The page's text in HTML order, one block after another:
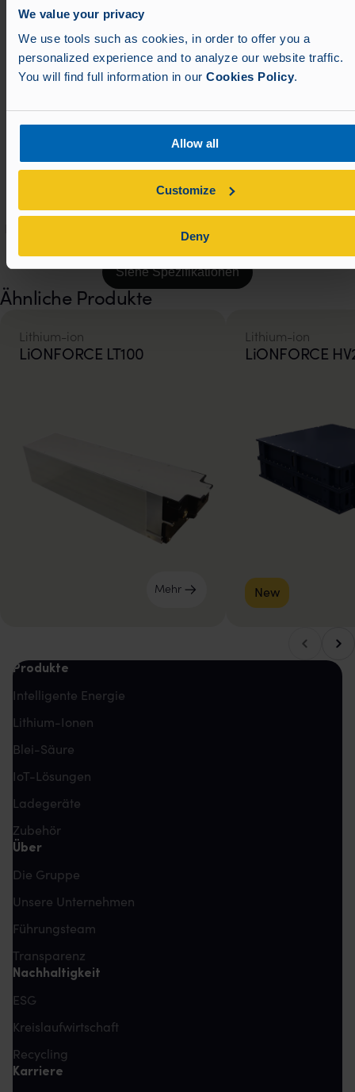
We value your privacy
We use tools such as cookies, in order to offer you a
personalized experience and to analyze our website traffic.
You will find full information in our Cookies Policy.
Allow all
Customize
Deny
Haupt- und Nebenversion
Erhältlich als Haupt- und Ersatzversion, um einen
zuverlässigen Betrieb zu gewährleisten.
Die Skalierbarkeit ermöglicht eine maximale Systemleistung
von 770 kWh.
Siehe Spezifikationen
Ähnliche Produkte
Lithium-ion
LiONFORCE LT100
Mehr
Lithium-ion
LiONFORCE
New
Nach links blättern
Produkte
Intelligente Energie
Lithium-Ionen
Blei-Säure
IoT-Lösungen
Ladegeräte
Zubehör
Über
Die Gruppe
Unsere Unternehmen
Führungsteam
Transparenz
Nachhaltigkeit
ESG
Kreislaufwirtschaft
Recycling
Karriere